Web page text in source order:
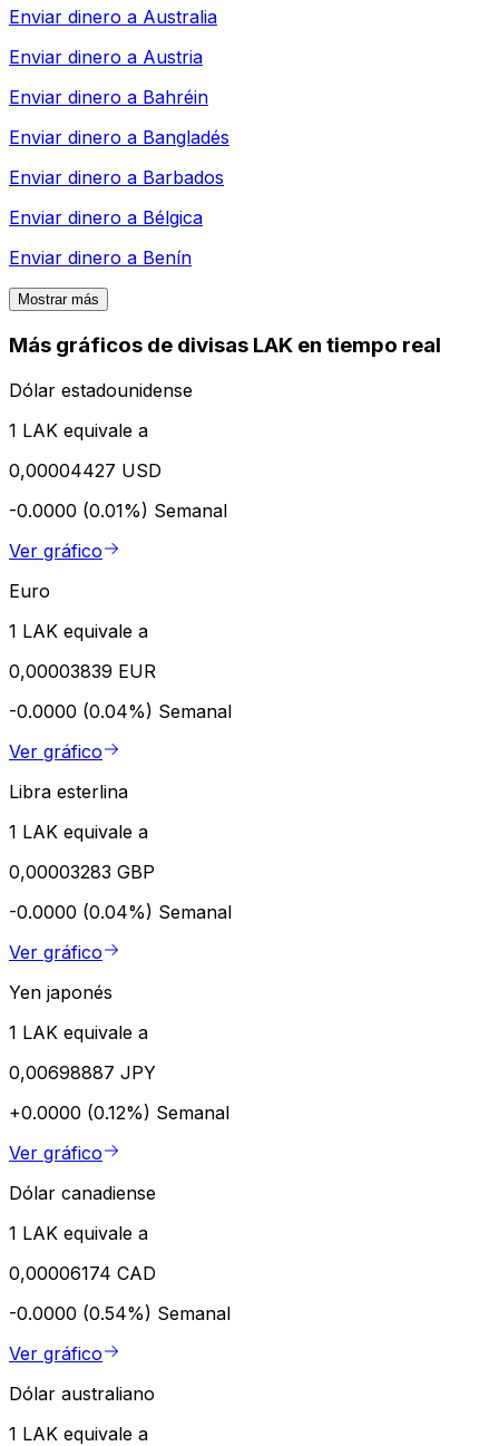
Enviar dinero a Australia
Enviar dinero a Austria
Enviar dinero a Bahréin
Enviar dinero a Bangladés
Enviar dinero a Barbados
Enviar dinero a Bélgica
Enviar dinero a Benín
Mostrar más
Más gráficos de divisas LAK en tiempo real
Dólar estadounidense
1 LAK equivale a
0,00004427 USD
-0.0000 (0.01%) Semanal
Ver gráfico
Euro
1 LAK equivale a
0,00003839 EUR
-0.0000 (0.04%) Semanal
Ver gráfico
Libra esterlina
1 LAK equivale a
0,00003283 GBP
-0.0000 (0.04%) Semanal
Ver gráfico
Yen japonés
1 LAK equivale a
0,00698887 JPY
+0.0000 (0.12%) Semanal
Ver gráfico
Dólar canadiense
1 LAK equivale a
0,00006174 CAD
-0.0000 (0.54%) Semanal
Ver gráfico
Dólar australiano
1 LAK equivale a